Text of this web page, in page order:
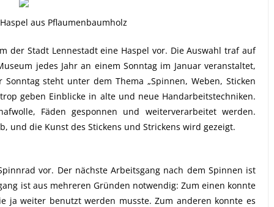
aus Pflaumenbaumholz
der Stadt Lennestadt eine Haspel vor. Die Auswahl traf auf
jedes Jahr an einem Sonntag im Januar veranstaltet,
steht unter dem Thema „Spinnen, Weben, Sticken
geben Einblicke in alte und neue Handarbeitstechniken.
Fäden gesponnen und weiterverarbeitet werden.
und die Kunst des Stickens und Strickens wird gezeigt.
vor. Der nächste Arbeitsgang nach dem Spinnen ist
ist aus mehreren Gründen notwendig: Zum einen konnte
ja weiter benutzt werden musste. Zum anderen konnte es